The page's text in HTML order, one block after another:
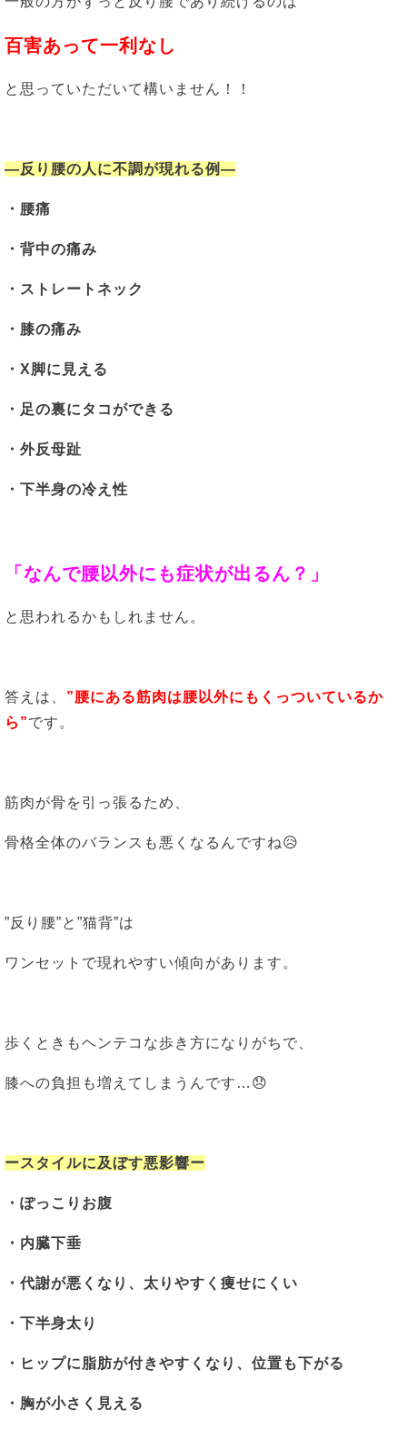
百害あって一利なし
と思っていただいて構いません！！
―反り腰の人に不調が現れる例―
・腰痛
・背中の痛み
・ストレートネック
・膝の痛み
・X脚に見える
・足の裏にタコができる
・外反母趾
・下半身の冷え性
「なんで腰以外にも症状が出るん？」
と思われるかもしれません。
答えは、 ”腰にある筋肉は腰以外にもくっついているか
ら”です。
筋肉が骨を引っ張るため、
骨格全体のバランスも悪くなるんですね😥
”反り腰”と”猫背”は
ワンセットで現れやすい傾向があります。
歩くときもヘンテコな歩き方になりがちで、
膝への負担も増えてしまうんです…😞
ースタイルに及ぼす悪影響ー
・ぽっこりお腹
・内臓下垂
・代謝が悪くなり、 太りやすく痩せにくい
・下半身太り
・ヒップに脂肪が付きやすくなり、位置も下がる
・胸が小さく見える